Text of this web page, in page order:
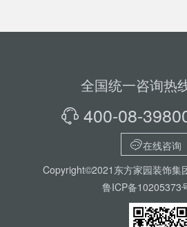
全国统一咨询热
 400-08-
在线咨询
Copyright©2021东方家园装饰集
鲁ICP备10205373